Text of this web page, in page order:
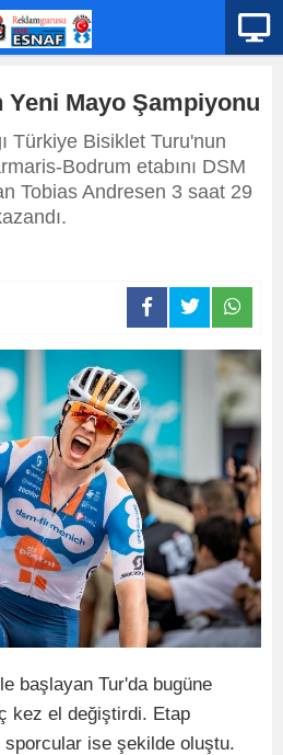
Yeni Mayo Şampiyonu
Türkiye Bisiklet Turu'nun
Bodrum etabını DSM
Tobias Andresen 3 saat 29
başlayan Tur'da bugüne
kez el değiştirdi. Etap
sporcular ise şekilde oluştu.